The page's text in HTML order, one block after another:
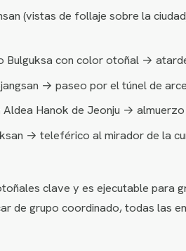
(vistas de follaje sobre la
con color otoñal →
→ paseo por el túnel de
Hanok de Jeonju →
→ teleférico al mirador de la
clave y es ejecutable para
de grupo coordinado, todas las